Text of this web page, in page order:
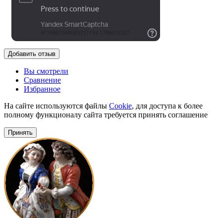
Добавить отзыв
Вы смотрели
Сравнение
Избранное
На сайте используются файлы Cookie, для доступа к более
полному функционалу сайта требуется принять соглашение
Принять